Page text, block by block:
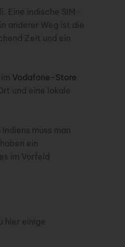
Eine indische SIM-
anderer Weg ist die
Zeit und ein
Vodafone-Store
und eine lokale
muss man
ein
im Vorfeld
hier einige